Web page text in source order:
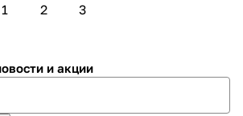
1 2 3
и акции